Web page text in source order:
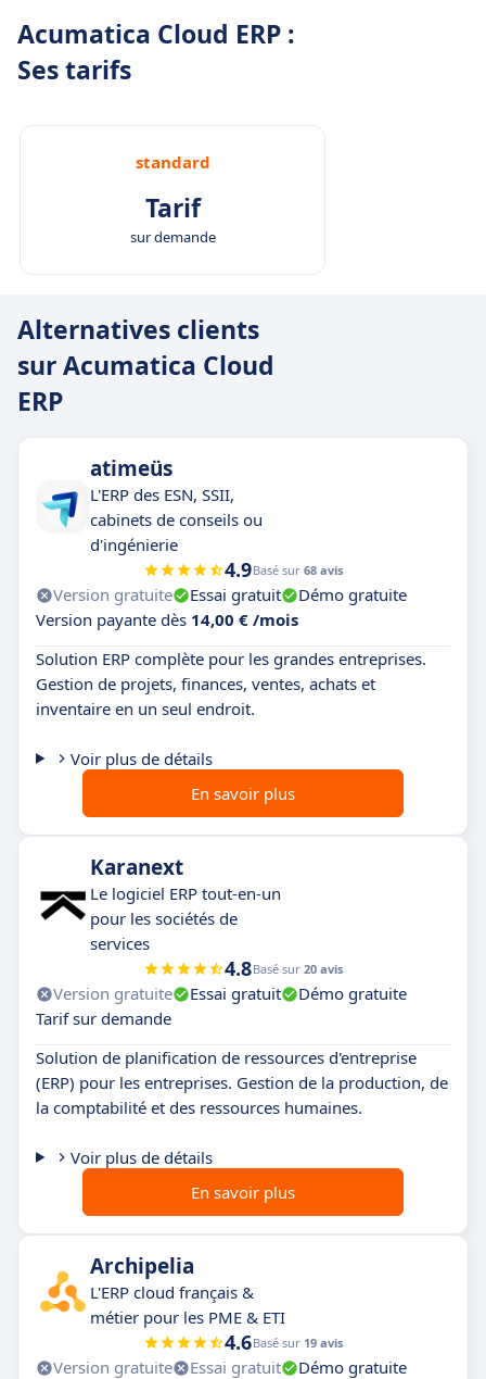
Acumatica Cloud ERP :
Ses tarifs
standard
Tarif
sur demande
Alternatives clients
sur Acumatica Cloud
ERP
atimeüs
L'ERP des ESN, SSII,
cabinets de conseils ou
d'ingénierie
4.9Basé sur 68 avis
Version gratuite Essai gratuit
Démo gratuite
Version payante dès 14,00 € /mois
Solution ERP complète pour les grandes entreprises.
Gestion de projets, finances, ventes, achats et
inventaire en un seul endroit.
Voir plus de détails
En savoir plus
Karanext
Le logiciel ERP tout-en-un
pour les sociétés de
services
4.8Basé sur 20 avis
Version gratuite Essai gratuit
Démo gratuite
Tarif sur demande
Solution de planification de ressources d'entreprise
(ERP) pour les entreprises. Gestion de la production, de
la comptabilité et des ressources humaines.
Voir plus de détails
En savoir plus
Archipelia
L'ERP cloud français &
métier pour les PME & ETI
4.6Basé sur 19 avis
Version gratuite Essai gratuit
Démo gratuite